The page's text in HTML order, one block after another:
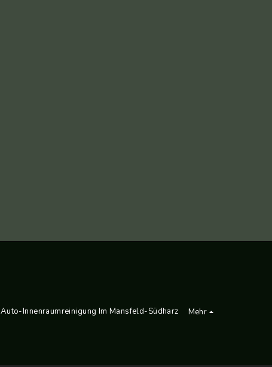
Auto-Innenraumreinigung Im Mansfeld-Südharz Mehr